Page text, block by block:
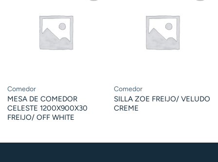
Comedor
MESA DE COMEDOR
CELESTE 1200X900X30
FREIJO/ OFF WHITE
Comedor
SILLA ZOE FREIJO/ VELUDO
CREME